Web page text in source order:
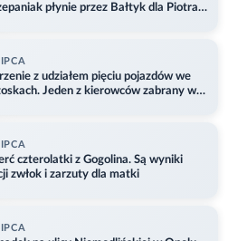
płynie przez Bałtyk dla Piotra.
z udziałem pięciu pojazdów we
Jeden z kierowców zabrany w
czterolatki z Gogolina. Są wyniki
zwłok i zarzuty dla matki